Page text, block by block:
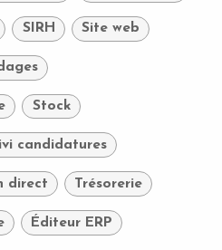
SIRH Site web
Stock
candidatures
direct Trésorerie
Éditeur ERP